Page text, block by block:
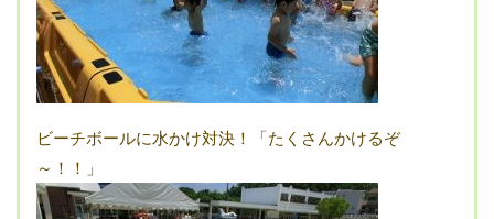
ビーチボールに水かけ対決！「たくさんかけるぞ
～！！」